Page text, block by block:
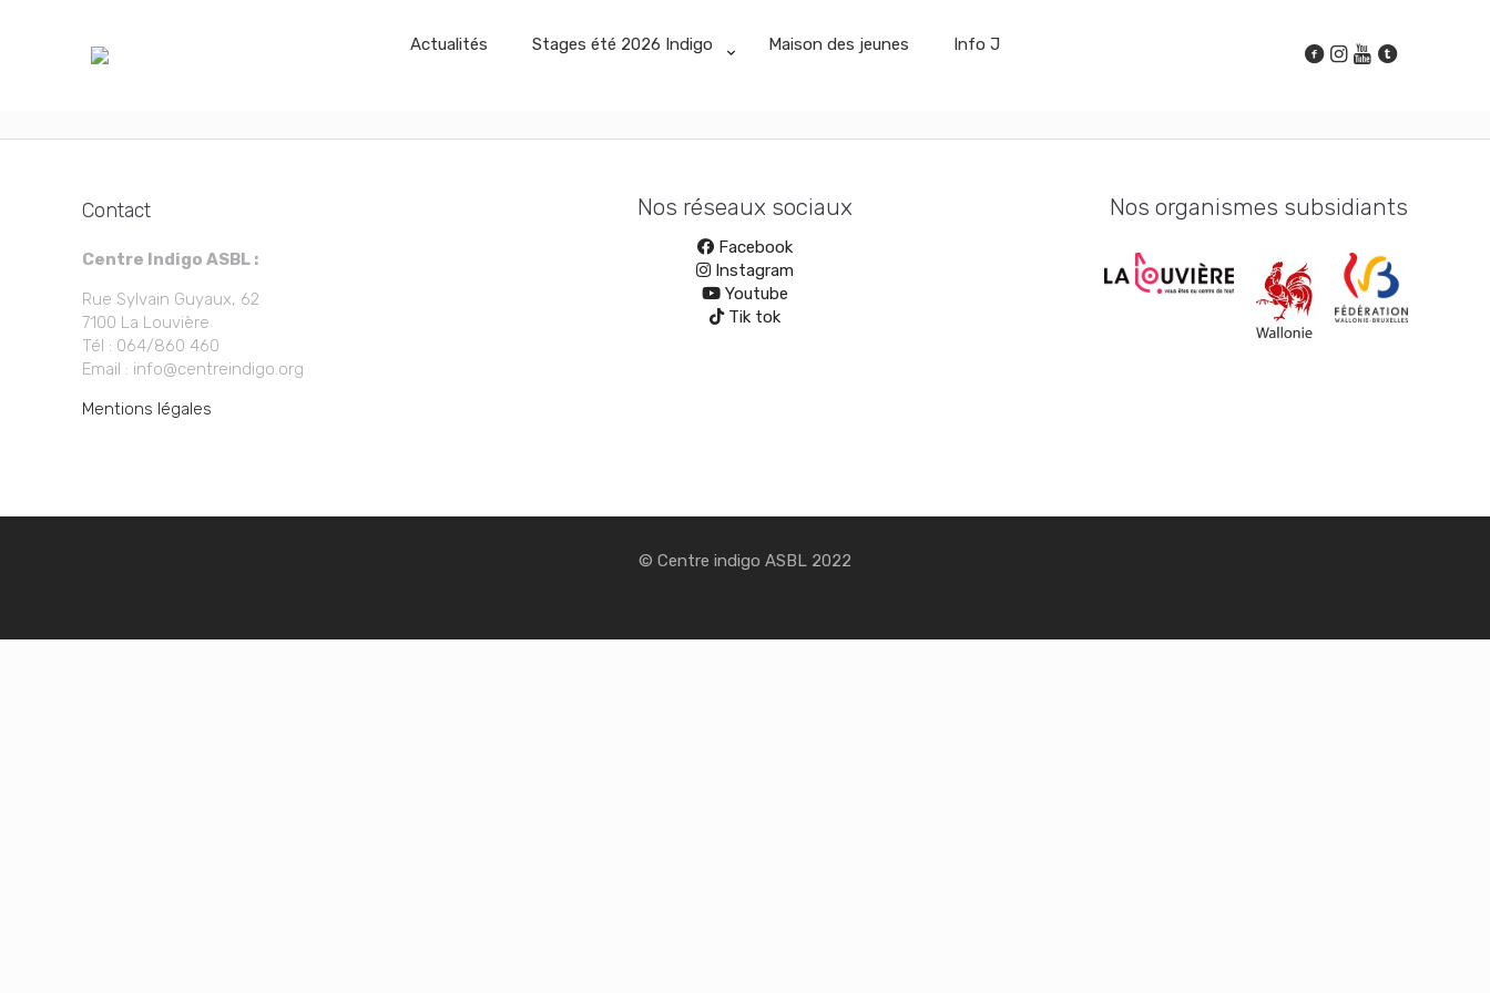
Actualités Stages été 2026 Indigo Maison des jeunes Info J
Contact
Centre Indigo ASBL :
Rue Sylvain Guyaux, 62
7100 La Louvière
Tél : 064/860 460
Email : info@centreindigo.org
Mentions légales
Nos réseaux sociaux
Facebook
Instagram
Youtube
Tik tok
Nos organismes subsidiants
© Centre indigo ASBL 2022